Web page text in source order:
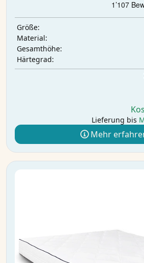
Größe:
Material:
Gesamthöhe:
Härtegrad:
Lieferung bis
Mehr